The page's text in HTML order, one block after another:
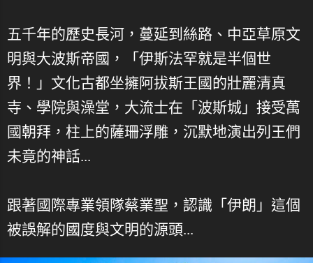
五千年的歷史長河，蔓延到絲路、中亞草原文
明與大波斯帝國，「伊斯法罕就是半個世
界！」文化古都坐擁阿拔斯王國的壯麗清真
寺、學院與澡堂，大流士在「波斯城」接受萬
國朝拜，柱上的薩珊浮雕，沉默地演出列王們
未竟的神話...
跟著國際專業領隊蔡業聖，認識「伊朗」這個
被誤解的國度與文明的源頭...